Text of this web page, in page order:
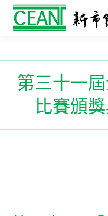
第三十一
比賽頒